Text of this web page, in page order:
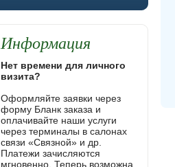
Информация
Нет времени для личного
визита?
Оформляйте заявки через
форму Бланк заказа и
оплачивайте наши услуги
через терминалы в салонах
связи «Связной» и др.
Платежи зачисляются
мгновенно. Теперь возможна